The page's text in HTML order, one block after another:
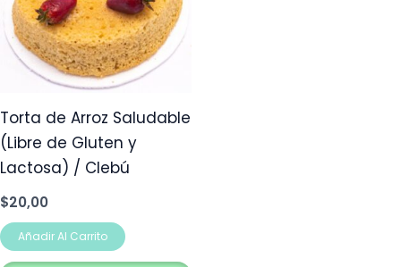
Torta de Arroz Saludable
(Libre de Gluten y
Lactosa) / Clebú
$20,00
Añadir Al Carrito